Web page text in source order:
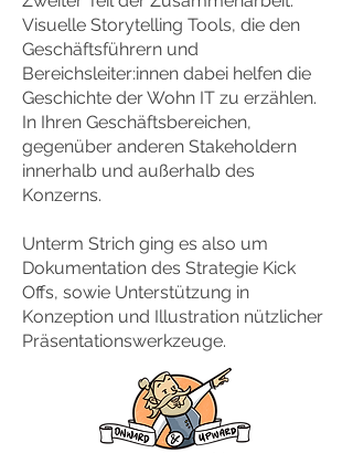
Visuelle Storytelling Tools, die den
Geschäftsführern und
Bereichsleiter:innen dabei helfen die
Geschichte der Wohn IT zu erzählen.
In Ihren Geschäftsbereichen,
gegenüber anderen Stakeholdern
innerhalb und außerhalb des
Konzerns.
Unterm Strich ging es also um
Dokumentation des Strategie Kick
Offs, sowie Unterstützung in
Konzeption und Illustration nützlicher
Präsentationswerkzeuge.